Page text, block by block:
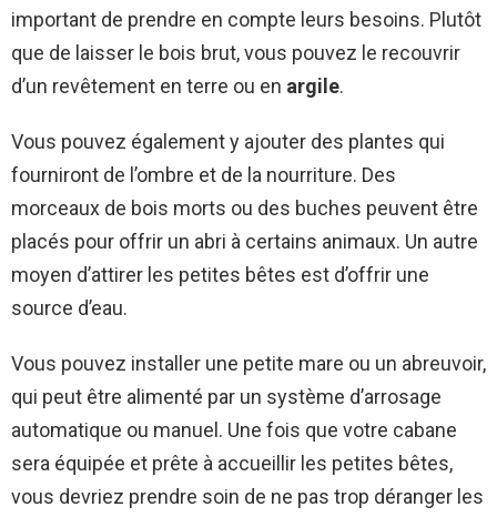
important de prendre en compte leurs besoins. Plutôt
que de laisser le bois brut, vous pouvez le recouvrir
d’un revêtement en terre ou en argile.
Vous pouvez également y ajouter des plantes qui
fourniront de l’ombre et de la nourriture. Des
morceaux de bois morts ou des buches peuvent être
placés pour offrir un abri à certains animaux. Un autre
moyen d’attirer les petites bêtes est d’offrir une
source d’eau.
Vous pouvez installer une petite mare ou un abreuvoir,
qui peut être alimenté par un système d’arrosage
automatique ou manuel. Une fois que votre cabane
sera équipée et prête à accueillir les petites bêtes,
vous devriez prendre soin de ne pas trop déranger les